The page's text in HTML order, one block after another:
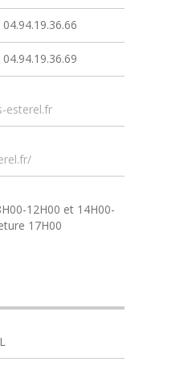
04.94.19.36.66
04.94.19.36.69
esterel.fr
12H00 et 14H00-
17H00